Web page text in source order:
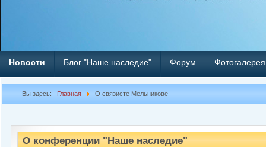
Новости Блог "Наше наследие" Форум Фотогалерея
Вы здесь: Главная О связисте Мельникове
О конференции "Наше наследие"